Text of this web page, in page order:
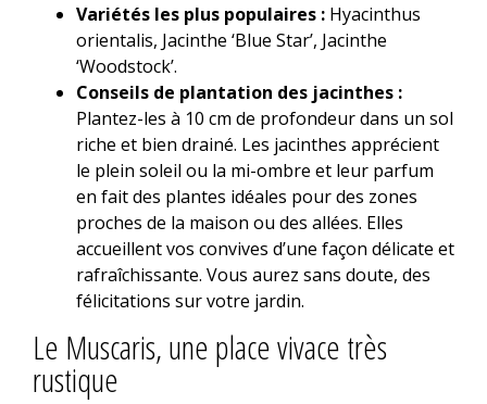
Variétés les plus populaires :Hyacinthus
orientalis, Jacinthe ‘Blue Star’, Jacinthe
‘Woodstock’.
Conseils de plantation des jacinthes :
Plantez-les à 10 cm de profondeur dans un sol
riche et bien drainé. Les jacinthes apprécient
le plein soleil ou la mi-ombre et leur parfum
en fait des plantes idéales pour des zones
proches de la maison ou des allées. Elles
accueillent vos convives d’une façon délicate et
rafraîchissante. Vous aurez sans doute, des
félicitations sur votre jardin.
Le Muscaris, une place vivace très
rustique